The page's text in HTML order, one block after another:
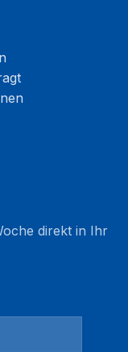
direkt in Ihr